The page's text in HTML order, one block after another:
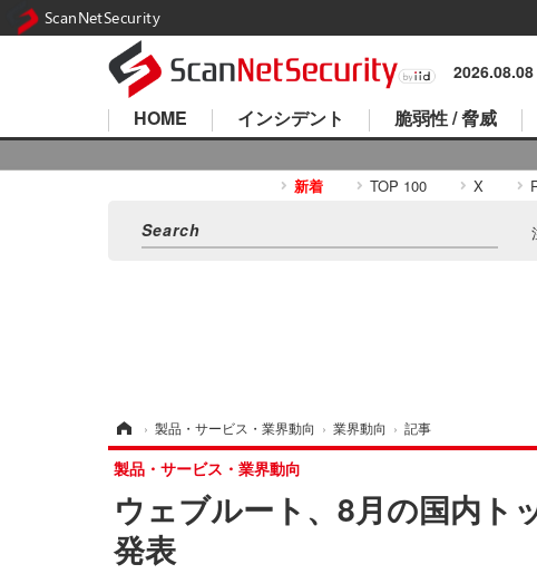
2026.08.08
HOME インシデント 脆弱性 / 脅威
新着 TOP 100 X
› 製品・サービス・業界動向 › 業界動向 › 記事
ウェブルート、8月の国内ト
発表
製品・サービス・業界動向
ScanNetSecurity